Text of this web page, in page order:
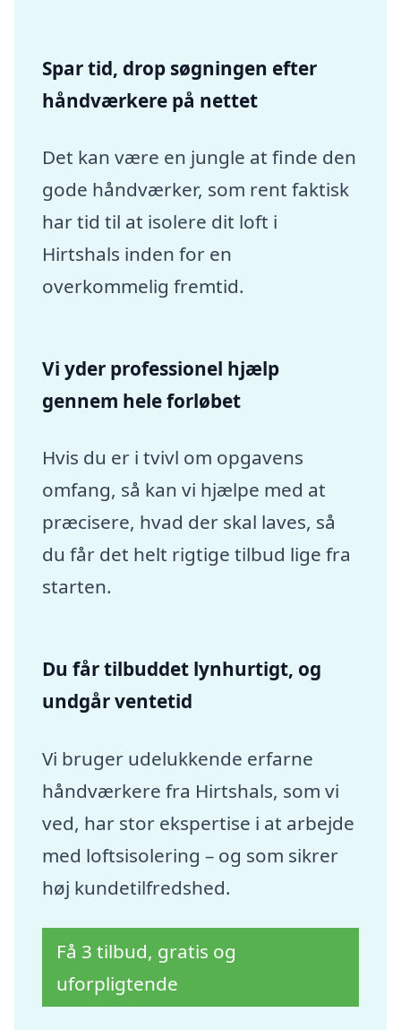
Spar tid, drop søgningen efter
håndværkere på nettet
Det kan være en jungle at finde den
gode håndværker, som rent faktisk
har tid til at isolere dit loft i
Hirtshals inden for en
overkommelig fremtid.
Vi yder professionel hjælp
gennem hele forløbet
Hvis du er i tvivl om opgavens
omfang, så kan vi hjælpe med at
præcisere, hvad der skal laves, så
du får det helt rigtige tilbud lige fra
starten.
Du får tilbuddet lynhurtigt, og
undgår ventetid
Vi bruger udelukkende erfarne
håndværkere fra Hirtshals, som vi
ved, har stor ekspertise i at arbejde
med loftsisolering – og som sikrer
høj kundetilfredshed.
Få 3 tilbud, gratis og
uforpligtende